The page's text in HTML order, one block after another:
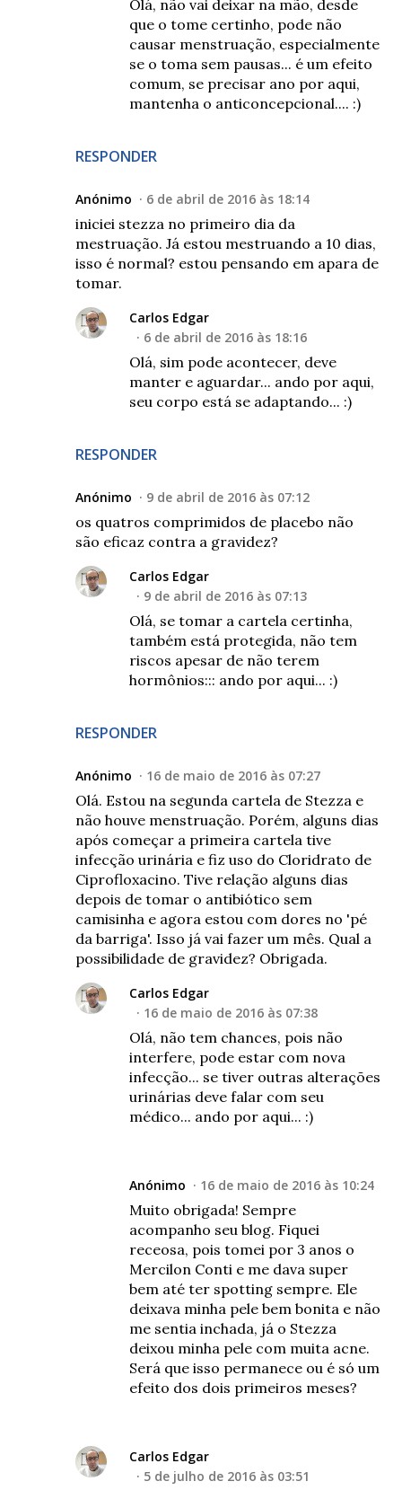
RESPONDER
Olá, não vai deixar na mão, desde
que o tome certinho, pode não
causar menstruação, especialmente
se o toma sem pausas... é um efeito
comum, se precisar ano por aqui,
mantenha o anticoncepcional.... :)
Anónimo 6 de abril de 2016 às 18:14
iniciei stezza no primeiro dia da
mestruação. Já estou mestruando a 10 dias,
isso é normal? estou pensando em apara de
tomar.
RESPONDER
Carlos Edgar
6 de abril de 2016 às 18:16
Olá, sim pode acontecer, deve
manter e aguardar... ando por aqui,
seu corpo está se adaptando... :)
Anónimo 9 de abril de 2016 às 07:12
os quatros comprimidos de placebo não
são eficaz contra a gravidez?
RESPONDER
Carlos Edgar
9 de abril de 2016 às 07:13
Olá, se tomar a cartela certinha,
também está protegida, não tem
riscos apesar de não terem
hormônios::: ando por aqui... :)
Anónimo 16 de maio de 2016 às 07:27
Olá. Estou na segunda cartela de Stezza e
não houve menstruação. Porém, alguns dias
após começar a primeira cartela tive
infecção urinária e fiz uso do Cloridrato de
Ciprofloxacino. Tive relação alguns dias
depois de tomar o antibiótico sem
camisinha e agora estou com dores no 'pé
da barriga'. Isso já vai fazer um mês. Qual a
possibilidade de gravidez? Obrigada.
Carlos Edgar
16 de maio de 2016 às 07:38
Olá, não tem chances, pois não
interfere, pode estar com nova
infecção... se tiver outras alterações
urinárias deve falar com seu
médico... ando por aqui... :)
Anónimo 16 de maio de 2016 às 10:24
Muito obrigada! Sempre
acompanho seu blog. Fiquei
receosa, pois tomei por 3 anos o
Mercilon Conti e me dava super
bem até ter spotting sempre. Ele
deixava minha pele bem bonita e não
me sentia inchada, já o Stezza
deixou minha pele com muita acne.
Será que isso permanece ou é só um
efeito dos dois primeiros meses?
Carlos Edgar
5 de julho de 2016 às 03:51